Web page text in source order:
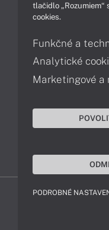
Podpora a servis
043 4224
FUJITSU-SHOP ©
tlačidlo
cookies.
Funkčné a
Analytické
Marketingové a
PODROBNÉ